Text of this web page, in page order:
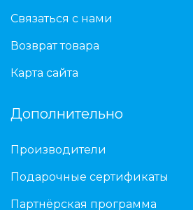
Связаться с нами
Возврат товара
Карта сайта
Дополнительно
Производители
Подарочные сертификаты
Партнёрская программа